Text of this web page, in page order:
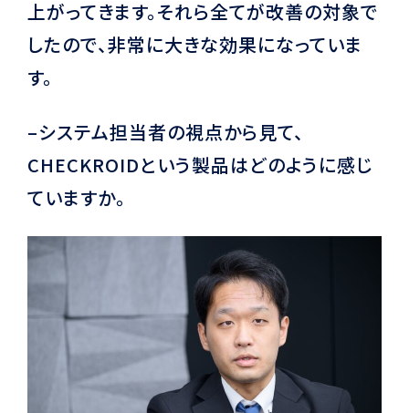
上がってきます。それら全てが改善の対象で
したので、非常に大きな効果になっていま
す。
–システム担当者の視点から見て、
CHECKROIDという製品はどのように感じ
ていますか。